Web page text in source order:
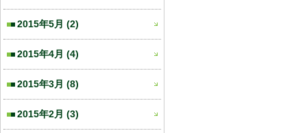
2015年5月 (2)
2015年4月 (4)
2015年3月 (8)
2015年2月 (3)